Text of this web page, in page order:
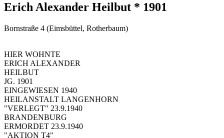
Erich Alexander Heilbut * 1901
Bornstraße 4 (Eimsbüttel, Rotherbaum)
HIER WOHNTE
ERICH ALEXANDER
HEILBUT
JG. 1901
EINGEWIESEN 1940
HEILANSTALT LANGENHORN
"VERLEGT" 23.9.1940
BRANDENBURG
ERMORDET 23.9.1940
"AKTION T4"